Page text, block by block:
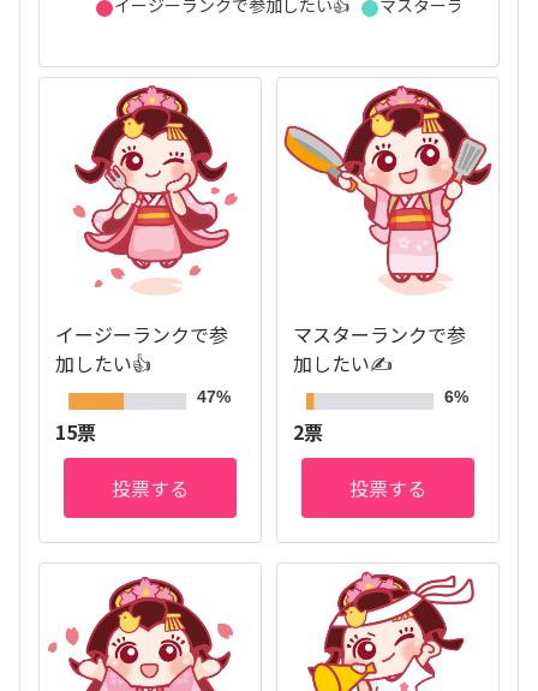
イージーランクで参加したい👍 マスターランクで
イージーランクで参
加したい👍
47%
15票
投票する
マスターランクで参
加したい✍
6%
2票
投票する